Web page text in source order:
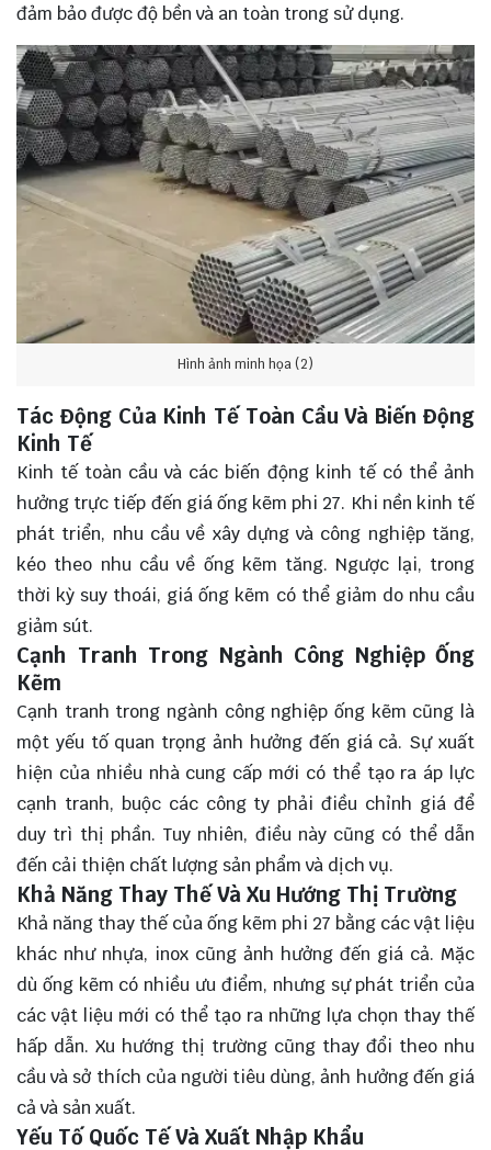
đảm bảo được độ bền và an toàn trong sử dụng.
Hình ảnh minh họa (2)
Tác Động Của Kinh Tế Toàn Cầu Và Biến Động
Kinh Tế
Kinh tế toàn cầu và các biến động kinh tế có thể ảnh
hưởng trực tiếp đến giá ống kẽm phi 27. Khi nền kinh tế
phát triển, nhu cầu về xây dựng và công nghiệp tăng,
kéo theo nhu cầu về ống kẽm tăng. Ngược lại, trong
thời kỳ suy thoái, giá ống kẽm có thể giảm do nhu cầu
giảm sút.
Cạnh Tranh Trong Ngành Công Nghiệp Ống
Kẽm
Cạnh tranh trong ngành công nghiệp ống kẽm cũng là
một yếu tố quan trọng ảnh hưởng đến giá cả. Sự xuất
hiện của nhiều nhà cung cấp mới có thể tạo ra áp lực
cạnh tranh, buộc các công ty phải điều chỉnh giá để
duy trì thị phần. Tuy nhiên, điều này cũng có thể dẫn
đến cải thiện chất lượng sản phẩm và dịch vụ.
Khả Năng Thay Thế Và Xu Hướng Thị Trường
Khả năng thay thế của ống kẽm phi 27 bằng các vật liệu
khác như nhựa, inox cũng ảnh hưởng đến giá cả. Mặc
dù ống kẽm có nhiều ưu điểm, nhưng sự phát triển của
các vật liệu mới có thể tạo ra những lựa chọn thay thế
hấp dẫn. Xu hướng thị trường cũng thay đổi theo nhu
cầu và sở thích của người tiêu dùng, ảnh hưởng đến giá
cả và sản xuất.
Yếu Tố Quốc Tế Và Xuất Nhập Khẩu